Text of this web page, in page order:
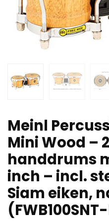
Meinl
Mini Wood –
handdrums
inch – incl.
Siam eiken,